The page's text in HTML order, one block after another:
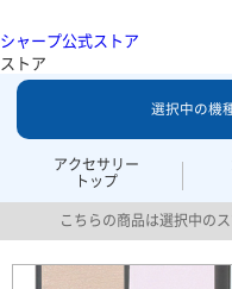
シャープ公式ストア
ストア
アクセサリー
トップ
選択中の機
こちらの商品は選択中の